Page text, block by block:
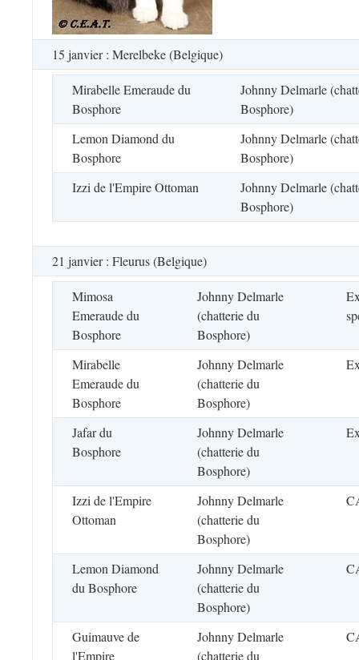
15 janvier : Merelbeke (Belgique)
Mirabelle Emeraude du
Bosphore
Johnny Delmarle
Bosphore)
Lemon Diamond du
Bosphore
Johnny Delmarle
Bosphore)
Izzi de l'Empire Ottoman
Johnny Delmarle
Bosphore)
21 janvier : Fleurus (Belgique)
Mimosa
Emeraude du
Bosphore
Johnny Delmarle
(chatterie du
Bosphore)
Mirabelle
Emeraude du
Bosphore
Johnny Delmarle
(chatterie du
Bosphore)
Jafar du
Bosphore
Johnny Delmarle
(chatterie du
Bosphore)
Izzi de l'Empire
Ottoman
Johnny Delmarle
(chatterie du
Bosphore)
Lemon Diamond
du Bosphore
Johnny Delmarle
(chatterie du
Bosphore)
Guimauve de
l'Empire
Johnny Delmarle
(chatterie du